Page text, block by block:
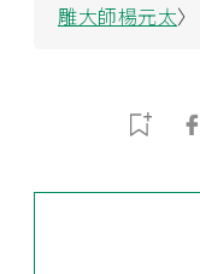
雕大師楊元太〉